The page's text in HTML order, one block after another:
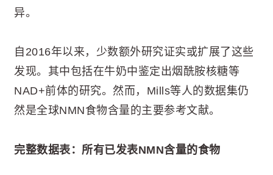
异。
自2016年以来，少数额外研究证实或扩展了这些
发现。其中包括在牛奶中鉴定出烟酰胺核糖等
NAD+前体的研究。然而，Mills等人的数据集仍
然是全球NMN食物含量的主要参考文献。
完整数据表：所有已发表NMN含量的食物